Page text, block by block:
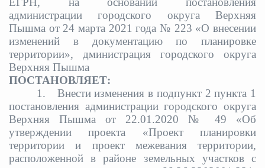
администрации городского округа Верхняя
Пышма от 24 марта 2021 года № 223 «О внесении
изменений в документацию по планировке
территории», дминистрация городского округа
Верхняя Пышма
ПОСТАНОВЛЯЕТ:
1.
Внести изменения в подпункт 2 пункта 1
постановления администрации городского округа
Верхняя Пышма от 22.01.2020 № 49 «Об
утверждении проекта «Проект планировки
территории и проект межевания территории,
расположенной в районе земельных участков с